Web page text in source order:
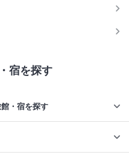
宿を探す
・宿を探す